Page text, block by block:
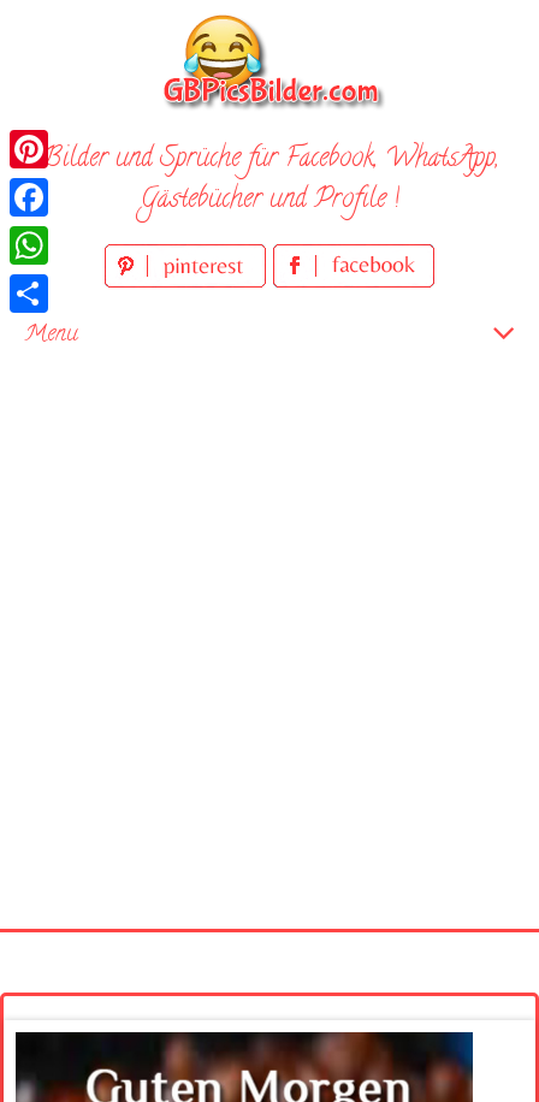
Bilder und Sprüche für Facebook, WhatsApp,
Gästebücher und Profile !
Menu
Pinterest
Facebook
WhatsApp
Teilen